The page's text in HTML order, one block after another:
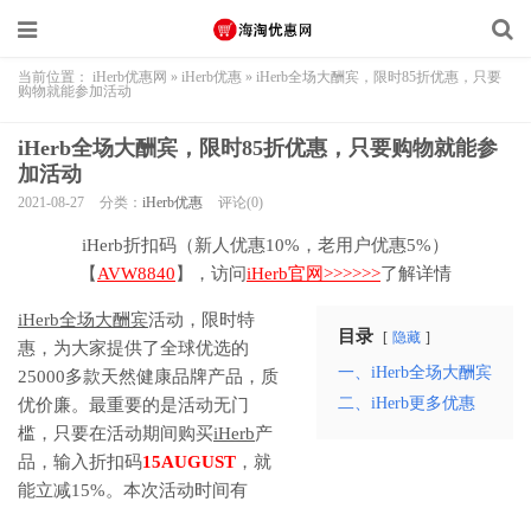
当前位置： iHerb优惠网 » iHerb优惠 » iHerb全场大酬宾，限时85折优惠，只要
购物就能参加活动
iHerb全场大酬宾，限时85折优惠，只要购物就能参
加活动
2021-08-27 分类： iHerb优惠 评论(0)
iHerb折扣码（新人优惠10%，老用户优惠5%）
【 AVW8840 】，访问iHerb官网>>>>>>了解详情
目录 隐藏
一、iHerb全场大酬宾
二、iHerb更多优惠
iHerb全场大酬宾活动，限时特
惠，为大家提供了全球优选的
25000多款天然健康品牌产品，质
优价廉。最重要的是活动无门
槛，只要在活动期间购买iHerb产
品，输入折扣码15AUGUST ，就
能立减15%。本次活动时间有